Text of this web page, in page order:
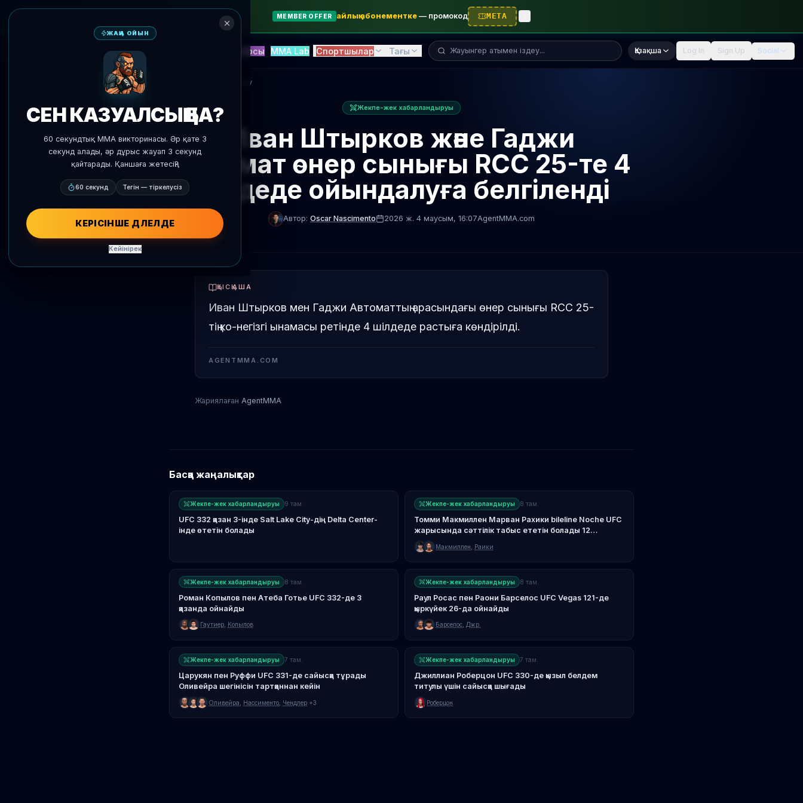
MEMBER OFFER айлық абонементке — промокод META
ЖИ Болжамдар Блиц Қарсы MMA Lab Спортшылар Тағы Жауынгерді іздеу... Қазақша Log In Sign Up Social
Жаңалықтарға оралу
Жекпе-жек хабарландыруы
Иван Штырков және Гаджи
Автомат өнер сынығы RCC 25-те 4
шілдеде ойындалуға белгіленді
Автор: Oscar Nascimento 2026 ж. 4 маусым, 16:07AgentMMA.com
ҚЫСҚАША
Иван Штырков мен Гаджи Автоматтың арасындағы өнер сынығы RCC 25-
тің ко-негізгі ынамасы ретінде 4 шілдеде растыға көндірілді.
AGENTMMA.COM
Жариялаған AgentMMA
Басқа жаңалықтар
Жекпе-жек хабарландыруы 9 там.
UFC 332 қазан 3-інде Salt Lake City-дің Delta Center-
інде өтетін болады
Жекпе-жек хабарландыруы 8 там.
Томми Макмиллен Марван Рахики bileline Noche UFC
жарысындa сəттілік табыс ететін болады 12
қыркүйегінде
Макмиллен Раики
Жекпе-жек хабарландыруы 8 там.
Роман Копылов пен Атеба Готье UFC 332-де 3
қазанда ойнайды
Гаутиер, Копылов
Жекпе-жек хабарландыруы 8 там.
Раул Росас пен Раони Барселос UFC Vegas 121-де
қыркүйек 26-да ойнайды
Барселос, Джр.
Жекпе-жек хабарландыруы 7 там.
Царукян пен Руффи UFC 331-де сайысқа тұрады
Оливейра шегінісін тартқаннан кейін
Оливейра Нассименто, Чендлер+3
Жекпе-жек хабарландыруы 7 там.
Джиллиан Роберцон UFC 330-де қызыл белдем
титулы үшін сайысқа шығады
Роберцон
ЖАҢА ОЙЫН
СЕН КАЗУАЛСЫҢ БА?
60 секундтық MMA викторинасы. Әр қате 3
секунд алады, әр дұрыс жауап 3 секунд
қайтарады. Қаншаға жетесің?
60 секунд Тегін — тіркелусіз
КЕРІСІНШЕ ДӘЛЕЛДЕ
Кейінірек